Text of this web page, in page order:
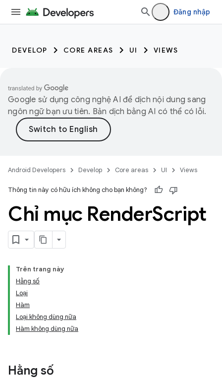
Đăng nhập
DEVELOP CORE AREAS UI VIEWS
Google sử dụng công nghệ AI để dịch nội dung sang
ngôn ngữ bạn ưu tiên. Bản dịch bằng AI có thể có lỗi.
Android Developers Develop Core areas UI Views
Thông tin này có hữu ích không cho bạn không?
Chỉ mục RenderScript
Trên trang này
Hằng số
Loại
Hàm
Loại không dùng nữa
Hàm không dùng nữa
Hằng số